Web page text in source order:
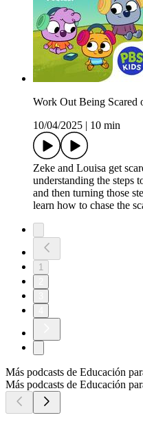
Work Out Being Scared
10/04/2025
10 min
Zeke and Louisa get
understanding the steps
and then turning those
learn how to chase the
1
Más podcasts de Educación
Más podcasts de Educación